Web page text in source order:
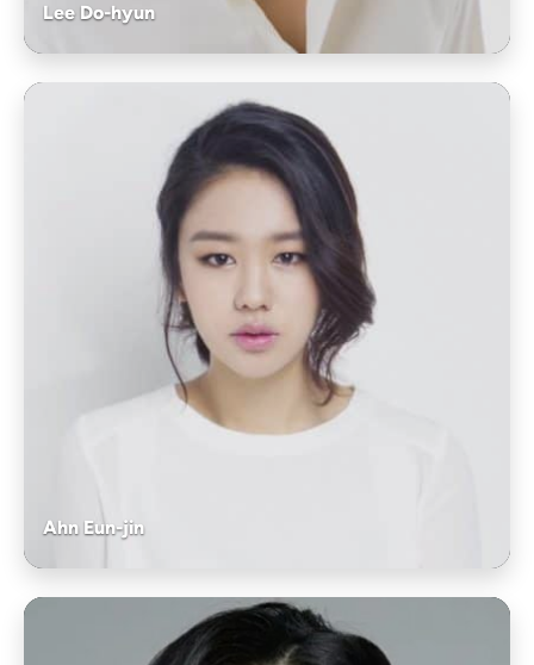
Lee Do-hyun
Ahn Eun-jin